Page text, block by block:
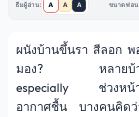
ธีมผู้อ่าน: A A A ขนาดฟอน
ผนังบ้านขึ้นรา สีลอก พ
มอง? หลายบ้าน
especially ช่วงหน้า
อากาศชื้น บางคนคิดว่